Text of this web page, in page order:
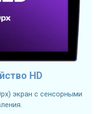
HD
экран с сенсорными